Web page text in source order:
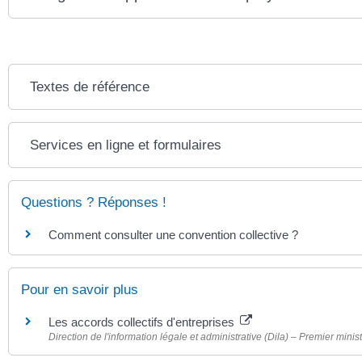
Textes de référence
Services en ligne et formulaires
Questions ? Réponses !
Comment consulter une convention collective ?
Pour en savoir plus
Les accords collectifs d'entreprises
Direction de l'information légale et administrative (Dila) – Premier